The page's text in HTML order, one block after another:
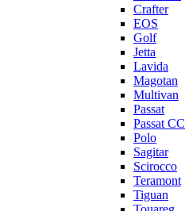
Crafter
EOS
Golf
Jetta
Lavida
Magotan
Multivan
Passat
Passat CC
Polo
Sagitar
Scirocco
Teramont
Tiguan